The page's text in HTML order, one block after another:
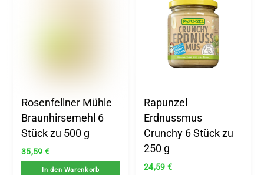
Rosenfellner Mühle
Braunhirsemehl 6
Stück zu 500 g
35,59 €
In den Warenkorb
Rapunzel
Erdnussmus
Crunchy 6 Stück zu
250 g
24,59 €